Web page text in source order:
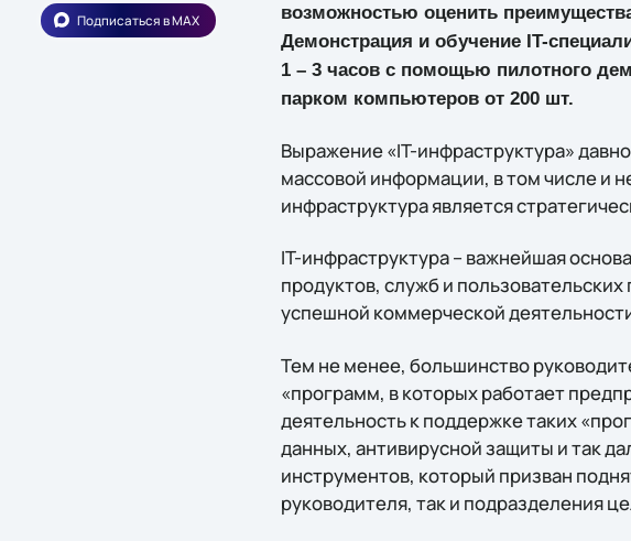
Подписаться в MAX
возможностью оценить
Демонстрация и обучение IT-
1 – 3 часов с помощью пилотного
парком компьютеров от 200 шт.
Выражение «IT-инфраструктура»
массовой информации, в том числе и
инфраструктура является
IT-инфраструктура – важнейшая
продуктов, служб и
успешной коммерческой
Тем не менее, большинство
«программ, в которых работает
деятельность к поддержке таких
данных, антивирусной защиты и так
инструментов, который призван
руководителя, так и подразделения